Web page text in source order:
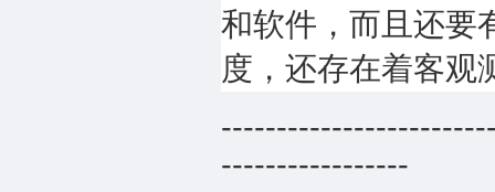
和软件，而且还要
度，还存在着客观
-----------------